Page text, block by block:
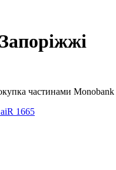
1665